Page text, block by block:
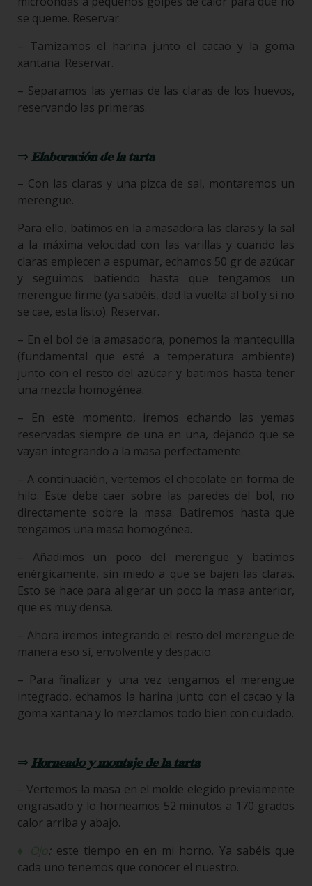
se queme. Reservar.
– Tamizamos el harina junto el cacao y la goma
xantana. Reservar.
– Separamos las yemas de las claras de los huevos,
reservando las primeras.
⇒ Elaboración de la tarta
– Con las claras y una pizca de sal, montaremos un
merengue.
Para ello, batimos en la amasadora las claras y la sal
a la máxima velocidad con las varillas y cuando las
claras empiecen a espumar, echamos 50 gr de azúcar
y seguimos batiendo hasta que tengamos un
merengue firme (ya sabéis, dad la vuelta al bol y si no
se cae, esta listo). Reservar.
– En el bol de la amasadora, ponemos la mantequilla
(fundamental que esté a temperatura ambiente)
junto con el resto del azúcar y batimos hasta tener
una mezcla homogénea.
– En este momento, iremos echando las yemas
reservadas siempre de una en una, dejando que se
vayan integrando a la masa perfectamente.
– A continuación, vertemos el chocolate en forma de
hilo. Este debe caer sobre las paredes del bol, no
directamente sobre la masa. Batiremos hasta que
tengamos una masa homogénea.
– Añadimos un poco del merengue y batimos
enérgicamente, sin miedo a que se bajen las claras.
Esto se hace para aligerar un poco la masa anterior,
que es muy densa.
– Ahora iremos integrando el resto del merengue de
manera eso sí, envolvente y despacio.
– Para finalizar y una vez tengamos el merengue
integrado, echamos la harina junto con el cacao y la
goma xantana y lo mezclamos todo bien con cuidado.
⇒ Horneado y montaje de la tarta
– Vertemos la masa en el molde elegido previamente
engrasado y lo horneamos 52 minutos a 170 grados
calor arriba y abajo.
:este tiempo en en mi horno. Ya sabéis que
cada uno tenemos que conocer el nuestro.